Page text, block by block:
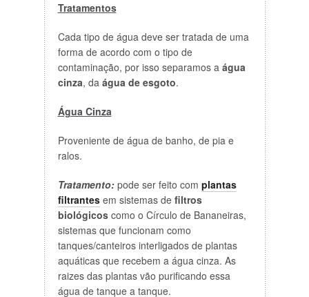
Tratamentos
Cada tipo de água deve ser tratada de uma
forma de acordo com o tipo de
contaminação, por isso separamos a água
cinza, da água de esgoto.
Água Cinza
Proveniente de água de banho, de pia e
ralos.
Tratamento: pode ser feito com plantas
filtrantesem sistemas de filtros
biológicoscomo o Círculo de Bananeiras,
sistemas que funcionam como
tanques/canteiros interligados de plantas
aquáticas que recebem a água cinza. As
raizes das plantas vão purificando essa
água de tanque a tanque.